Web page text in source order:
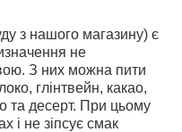
з нашого магазину) є
не
З них можна пити
глінтвейн, какао,
та десерт. При цьому
і не зіпсує смак